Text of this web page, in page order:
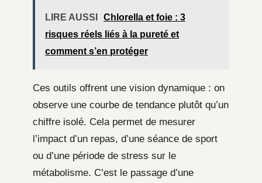
LIRE AUSSI
Chlorella et foie : 3
risques réels liés à la pureté et
comment s’en protéger
Ces outils offrent une vision dynamique : on
observe une courbe de tendance plutôt qu’un
chiffre isolé. Cela permet de mesurer
l’impact d’un repas, d’une séance de sport
ou d’une période de stress sur le
métabolisme. C’est le passage d’une